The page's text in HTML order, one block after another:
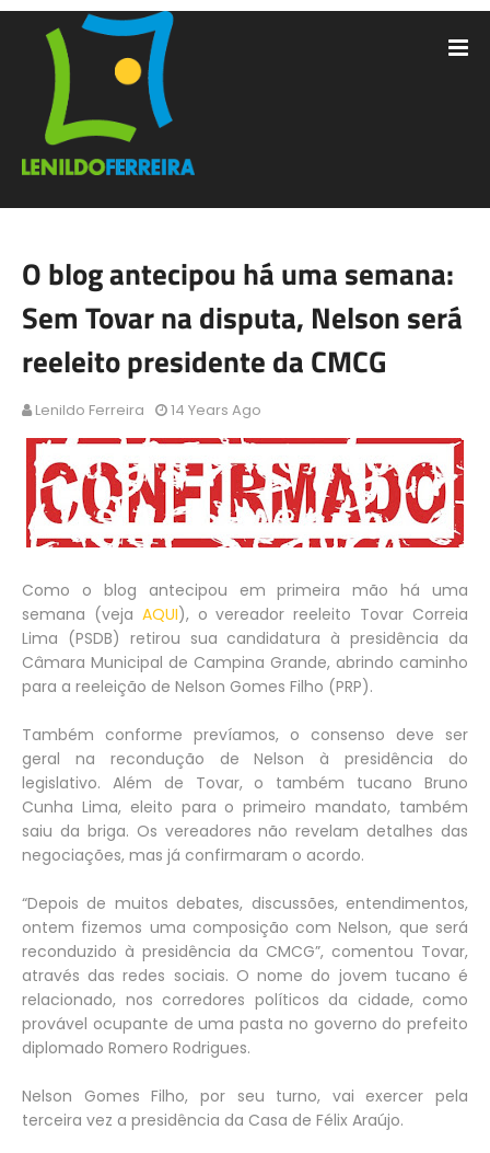
O blog antecipou há uma semana:
Sem Tovar na disputa, Nelson será
reeleito presidente da CMCG
Lenildo Ferreira 14 Years Ago
Como o blog antecipou em primeira mão há uma
semana (veja AQUI), o vereador reeleito Tovar Correia
Lima (PSDB) retirou sua candidatura à presidência da
Câmara Municipal de Campina Grande, abrindo caminho
para a reeleição de Nelson Gomes Filho (PRP).
Também conforme prevíamos, o consenso deve ser
geral na recondução de Nelson à presidência do
legislativo. Além de Tovar, o também tucano Bruno
Cunha Lima, eleito para o primeiro mandato, também
saiu da briga. Os vereadores não revelam detalhes das
negociações, mas já confirmaram o acordo.
“Depois de muitos debates, discussões, entendimentos,
ontem fizemos uma composição com Nelson, que será
reconduzido à presidência da CMCG”, comentou Tovar,
através das redes sociais. O nome do jovem tucano é
relacionado, nos corredores políticos da cidade, como
provável ocupante de uma pasta no governo do prefeito
diplomado Romero Rodrigues.
Nelson Gomes Filho, por seu turno, vai exercer pela
terceira vez a presidência da Casa de Félix Araújo.